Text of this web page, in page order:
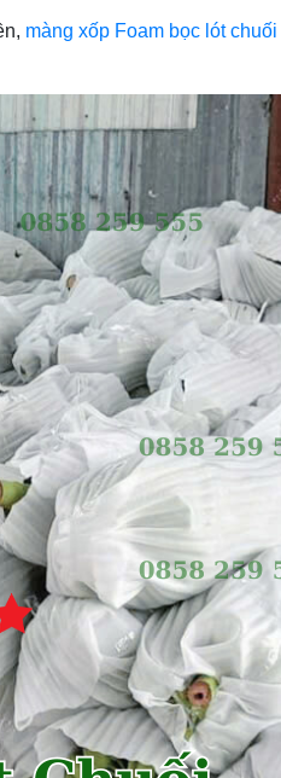
màng xốp Foam bọc lót chuối